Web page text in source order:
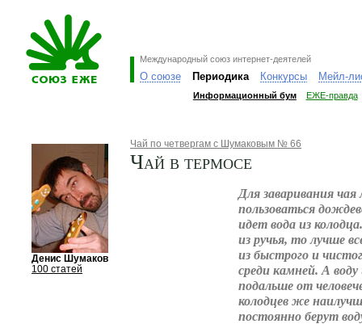
Международный союз интернет-деятелей
О союзе Периодика Конкурсы Мейл-
Информационный бум ЕЖЕ-правда
Денис Шумаков
100 статей
Чай по четвергам с Шумаковым № 66
Чай в термосе
Для заваривания чая
пользоваться
идет вода из
из ручья, то лучше
из быстрого и
среди камней. А
подальше от
колодцев же
постоянно берут